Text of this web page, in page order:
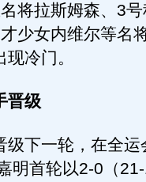
将拉斯姆森、3
少女内维尔等名
冷门。
级
下一轮，在全运
明首轮以2-0（